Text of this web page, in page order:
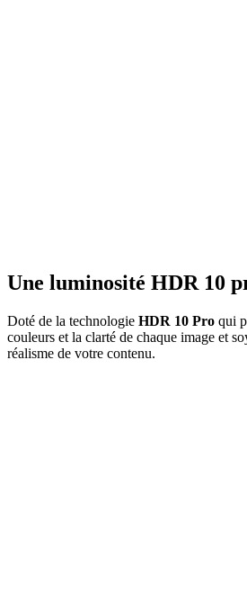
Une luminosité HDR 10
Doté de la technologie HDR 10 Pro qui
couleurs et la clarté de chaque image et
réalisme de votre contenu.